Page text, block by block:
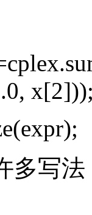
多写